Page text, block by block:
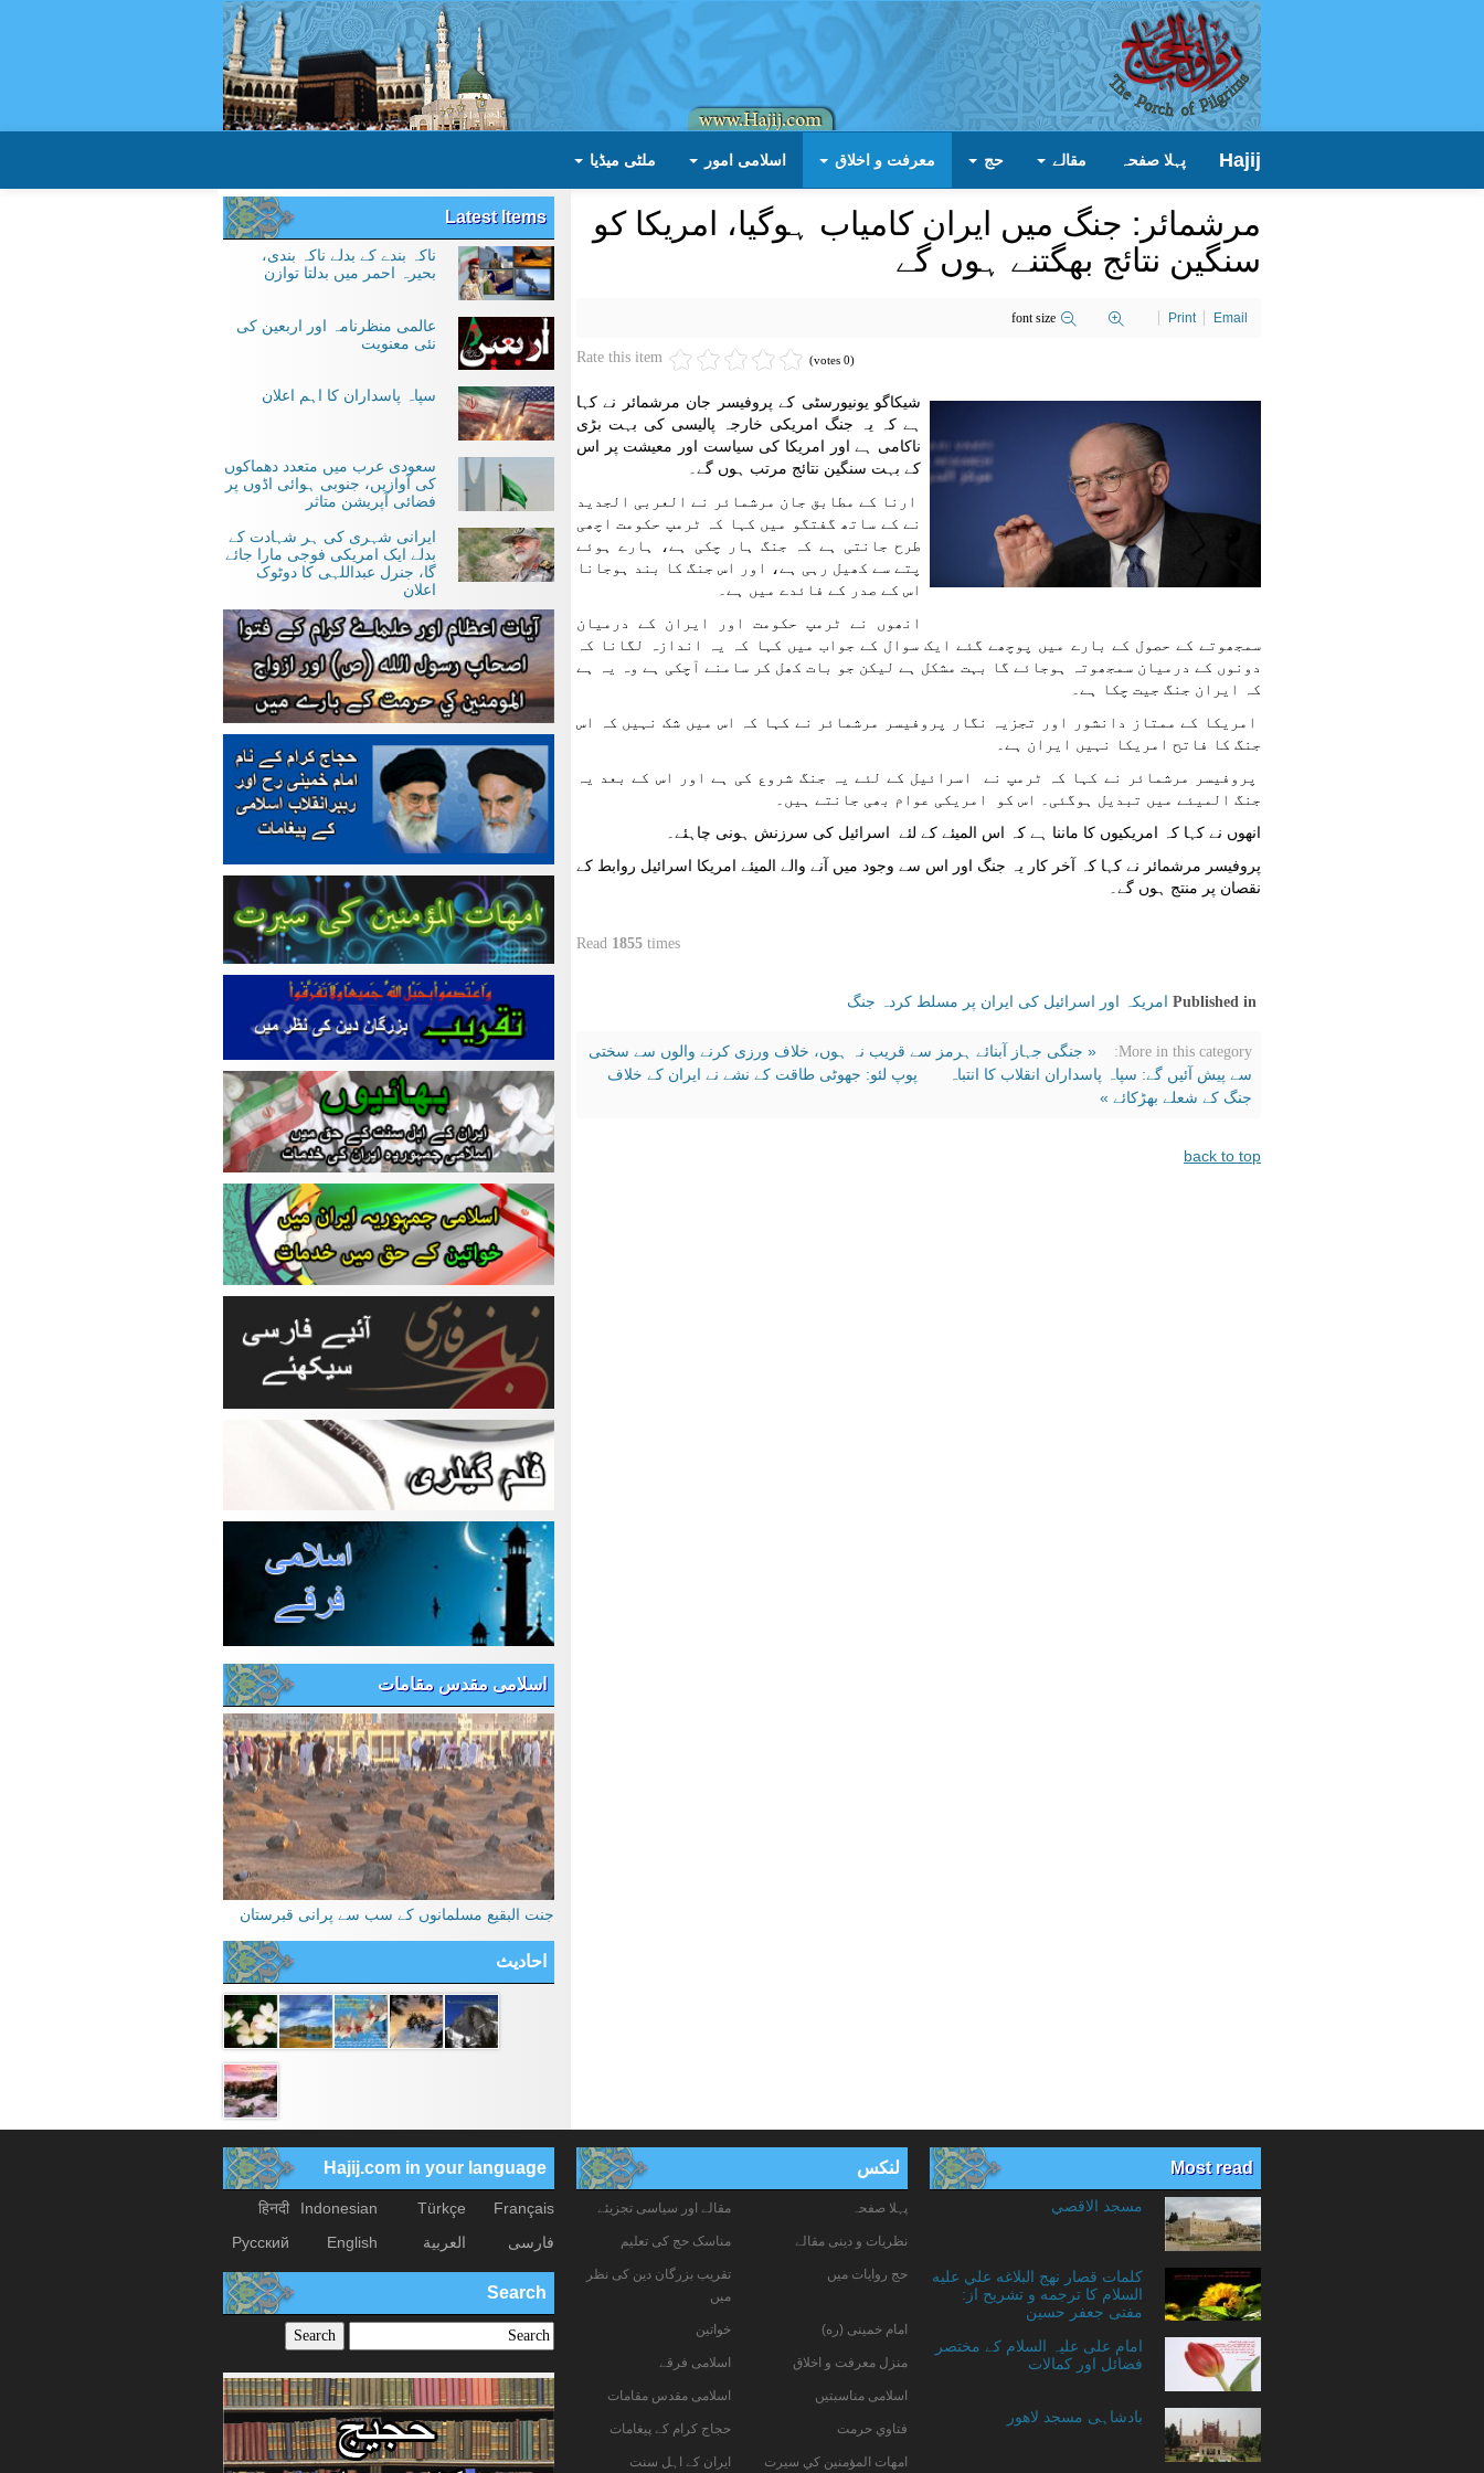
Hajij پہلا صفحہ مقالے حج معرفت و اخلاق اسلامی امور ملٹی میڈیا
مرشمائر: جنگ میں ایران کامیاب ہوگیا، امریکا کو
سنگین نتائج بھگتنے ہوں گے
font size Print Email
Rate this item (0 votes)
شیکاگو یونیورسٹی کے پروفیسر جان مرشمائر نے کہا
ہے کہ یہ جنگ امریکی خارجہ پالیسی کی بہت بڑی
ناکامی ہے اور امریکا کی سیاست اور معیشت پر اس
کے بہت سنگین نتائج مرتب ہوں گے۔
ارنا کے مطابق جان مرشمائر نے العربی الجدید
نے کے ساتھ گفتگو میں کہا کہ ٹرمپ حکومت اچھی
طرح جانتی ہے کہ جنگ ہار چکی ہے، ہارے ہوئے
پتے سے کھیل رہی ہے، اور اس جنگ کا بند ہوجانا
اس کے صدر کے فائدے میں ہے۔
انھوں نے ٹرمپ حکومت اور ایران کے درمیان
سمجھوتے کے حصول کے بارے میں پوچھے گئے ایک سوال کے جواب میں کہا کہ یہ اندازہ لگانا کہ
دونوں کے درمیان سمجھوتہ ہوجائے گا بہت مشکل ہے لیکن جو بات کھل کر سامنے آچکی ہے وہ یہ ہے
کہ ایران جنگ جیت چکا ہے۔
امریکا کے ممتاز دانشور اور تجزیہ نگار پروفیسر مرشمائر نے کہا کہ اس میں شک نہیں کہ اس
جنگ کا فاتح امریکا نہیں ایران ہے۔
پروفیسر مرشمائر نے کہا کہ ٹرمپ نے اسرائیل کے لئے یہ جنگ شروع کی ہے اور اس کے بعد یہ
جنگ المیئے میں تبدیل ہوگئی۔ اس کو امریکی عوام بھی جانتے ہیں۔
انھوں نے کہا کہ امریکیوں کا ماننا ہے کہ اس المیئے کے لئے اسرائیل کی سرزنش ہونی چاہئے۔
پروفیسر مرشمائر نے کہا کہ آخر کار یہ جنگ اور اس سے وجود میں آنے والے المیئے امریکا اسرائیل روابط کے
نقصان پر منتج ہوں گے۔
Read 1855 times
Published in امریکہ اور اسرائیل کی ایران پر مسلط کردہ جنگ
More in this category:
« جنگی جہاز آبنائے ہرمز سے قریب نہ ہوں، خلاف ورزی کرنے والوں سے سختی
سے پیش آئیں گے: سپاہ پاسداران انقلاب کا انتباہ
پوپ لئو: جھوٹی طاقت کے نشے نے ایران کے خلاف
جنگ کے شعلے بھڑکائے »
back to top
Latest Items
ناکہ بندے کے بدلے ناکہ بندی،
بحیرہ احمر میں بدلتا توازن
عالمی منظرنامہ اور اربعین کی
نئی معنویت
سپاہ پاسداران کا اہم اعلان
سعودی عرب میں متعدد دھماکوں
کی آوازیں، جنوبی ہوائی اڈوں پر
فضائی آپریشن متاثر
ایرانی شہری کی ہر شہادت کے
بدلے ایک امریکی فوجی مارا جائے
گا، جنرل عبداللہی کا دوٹوک
اعلان
اسلامی مقدس مقامات
جنت البقیع مسلمانوں کے سب سے پرانی قبرستان
احادیث
Most read
مسجد الاقصي
کلمات قصار نهج البلاغه علي عليه
السلام کا ترجمه و تشریح از:
مفتی جعفر حسین
امام علی علیہ السلام کے مختصر
فضائل اور کمالات
بادشاہی مسجد لاهور
لنکس
پہلا صفحہ مقالے اور سیاسی تجزیئے
نظریات و دینی مقالے مناسک حج کی تعلیم
حج روایات میں
تقریب بزرگان دین کی نظر
میں
امام خمینی (ره) خواتين
منزل معرفت و اخلاق اسلامی فرقے
اسلامی مناسبتیں اسلامی مقدس مقامات
فتاوي حرمت حجاج کرام کے پیغامات
امهات المؤمنين كي سيرت ایران کے اہل سنت
Hajij.com in your language
Français
Türkçe
Indonesian
हिनदी
فارسی
العربیة English
Русский
Search